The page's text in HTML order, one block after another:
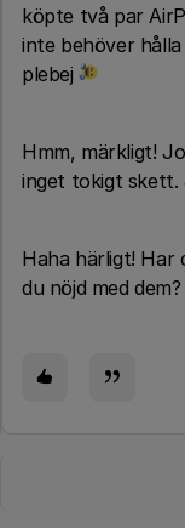
köpte två par
inte behöver
plebej
Hmm, märkligt!
inget tokigt
Haha härligt! Har
du nöjd med dem?